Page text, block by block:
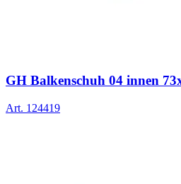
GH Balkenschuh 04 innen
Art. 124419